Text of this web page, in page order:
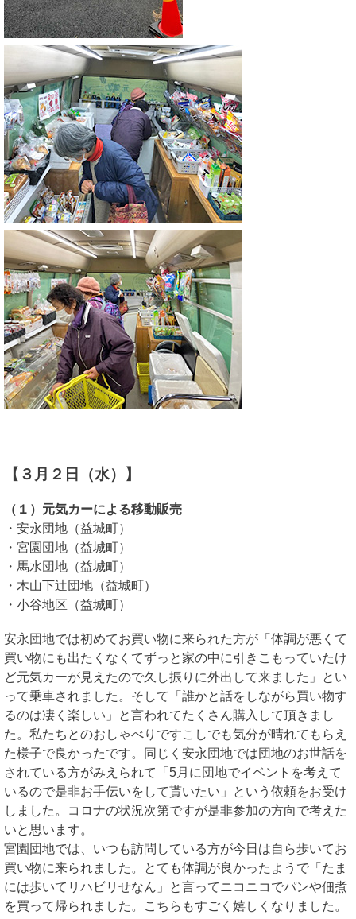
【３月２日（水）】
（１）元気カーによる移動販売
・安永団地（益城町）
・宮園団地（益城町）
・馬水団地（益城町）
・木山下辻団地（益城町）
・小谷地区（益城町）
安永団地では初めてお買い物に来られた方が「体調が悪くて
買い物にも出たくなくてずっと家の中に引きこもっていたけ
ど元気カーが見えたので久し振りに外出して来ました」とい
って乗車されました。そして「誰かと話をしながら買い物す
るのは凄く楽しい」と言われてたくさん購入して頂きまし
た。私たちとのおしゃべりですこしでも気分が晴れてもらえ
た様子で良かったです。同じく安永団地では団地のお世話を
されている方がみえられて「5月に団地でイベントを考えて
いるので是非お手伝いをして貰いたい」という依頼をお受け
しました。コロナの状況次第ですが是非参加の方向で考えた
いと思います。
宮園団地では、いつも訪問している方が今日は自ら歩いてお
買い物に来られました。とても体調が良かったようで「たま
には歩いてリハビリせなん」と言ってニコニコでパンや佃煮
を買って帰られました。こちらもすごく嬉しくなりました。